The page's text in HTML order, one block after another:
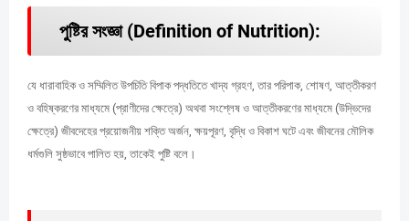
পুষ্টির সংজ্ঞা (Definition of Nutrition):
যে ধারাবাহিক ও সম্মিলিত উপচিতি বিপাক পদ্ধতিতে খাদ্য গ্রহণ, তার পরিপাক, শোষণ, আত্তীকরণ
ও বহিষ্করণের মাধ্যমে (প্রাণীদের ক্ষেত্রে) অথবা সংশ্লেষ ও আত্তীকরণের মাধ্যমে (উদ্ভিদের
ক্ষেত্রে) জীবদেহের প্রয়োজনীয় শক্তি অর্জন, ক্ষয়পূরণ, বৃদ্ধি ও বিকাশ ঘটে এবং জীবনের মৌলিক
ধর্মগুলি সুষ্ঠভাবে পালিত হয়, তাকেই পুষ্টি বলে।